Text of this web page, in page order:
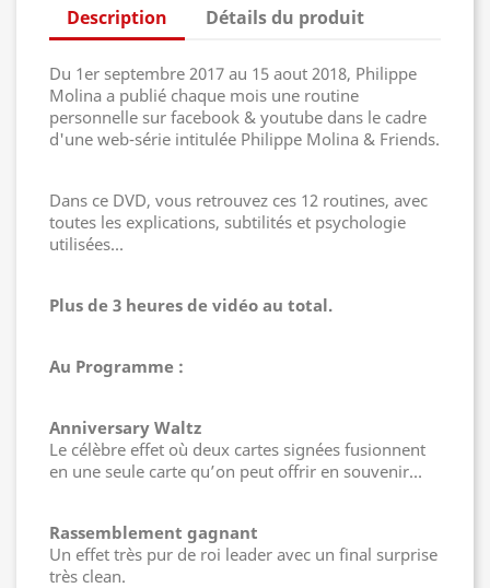
Description Détails du produit
Du 1er septembre 2017 au 15 aout 2018, Philippe
Molina a publié chaque mois une routine
personnelle sur facebook & youtube dans le cadre
d'une web-série intitulée Philippe Molina & Friends.
Dans ce DVD, vous retrouvez ces 12 routines, avec
toutes les explications, subtilités et psychologie
utilisées...
Plus de 3 heures de vidéo au total.
Au Programme :
Anniversary Waltz
Le célèbre effet où deux cartes signées fusionnent
en une seule carte qu’on peut offrir en souvenir…
Rassemblement gagnant
Un effet très pur de roi leader avec un final surprise
très clean.